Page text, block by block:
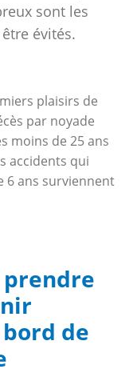
sont les
évités.
plaisirs de
par noyade
moins de 25 ans
accidents qui
6 ans surviennent
prendre
de